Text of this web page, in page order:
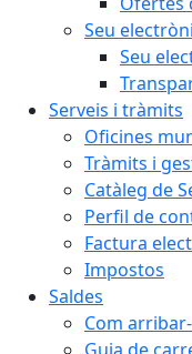
Seu
Seu
Serveis i tràmits
Oficines
Tràmits i
Catàleg de
Perfil de
Factura
Impostos
Saldes
Com